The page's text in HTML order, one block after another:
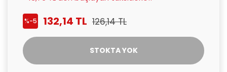
%-5 132,14 TL 126,14 TL
STOKTA YOK